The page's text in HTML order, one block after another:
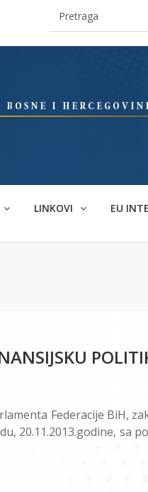
LINKOVI EU
Federacije BiH,
20.11.2013.godine, sa